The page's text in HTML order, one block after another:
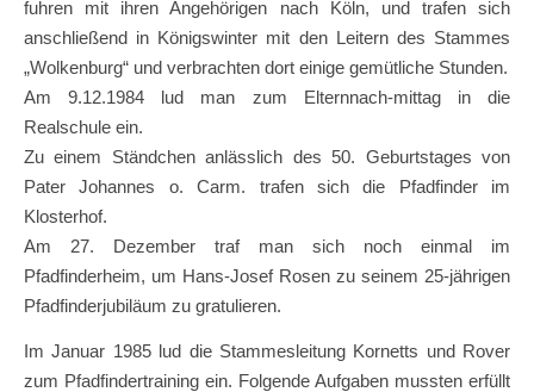
fuhren mit ihren Angehörigen nach Köln, und trafen sich
anschließend in Königswinter mit den Leitern des Stammes
„Wolkenburg“ und verbrachten dort einige gemütliche Stunden.
Am 9.12.1984 lud man zum Elternnach-mittag in die
Realschule ein.
Zu einem Ständchen anlässlich des 50. Geburtstages von
Pater Johannes o. Carm. trafen sich die Pfadfinder im
Klosterhof.
Am 27. Dezember traf man sich noch einmal im
Pfadfinderheim, um Hans-Josef Rosen zu seinem 25-jährigen
Pfadfinderjubiläum zu gratulieren.
Im Januar 1985 lud die Stammesleitung Kornetts und Rover
zum Pfadfindertraining ein. Folgende Aufgaben mussten erfüllt